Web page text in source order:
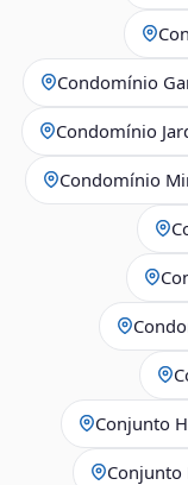
Condomínio
Condomínio
Condomínio
Conjunto
Conjunto